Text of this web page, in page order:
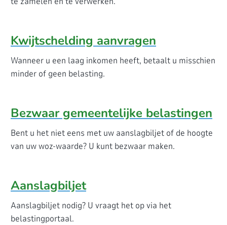
Kwijtschelding aanvragen
Wanneer u een laag inkomen heeft, betaalt u misschien
minder of geen belasting.
Bezwaar gemeentelijke belastingen
Bent u het niet eens met uw aanslagbiljet of de hoogte
van uw woz-waarde? U kunt bezwaar maken.
Aanslagbiljet
Aanslagbiljet nodig? U vraagt het op via het
belastingportaal.